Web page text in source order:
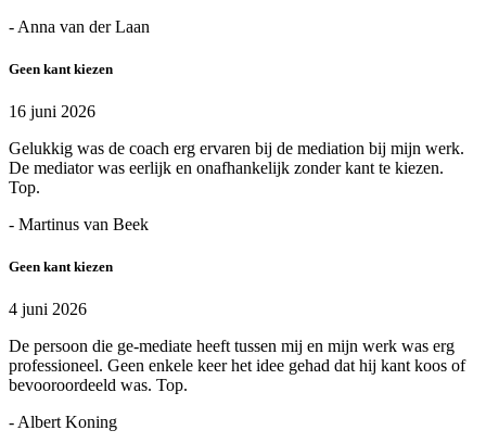
- Anna van der Laan
Geen kant kiezen
16 juni 2026
Gelukkig was de coach erg ervaren bij de mediation bij mijn werk.
De mediator was eerlijk en onafhankelijk zonder kant te kiezen.
Top.
- Martinus van Beek
Geen kant kiezen
4 juni 2026
De persoon die ge-mediate heeft tussen mij en mijn werk was erg
professioneel. Geen enkele keer het idee gehad dat hij kant koos of
bevooroordeeld was. Top.
- Albert Koning